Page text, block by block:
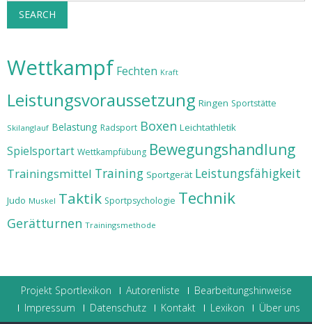
SEARCH
Wettkampf Fechten Kraft
Leistungsvoraussetzung Ringen Sportstätte
Skilanglauf Belastung Radsport Boxen Leichtathletik
Spielsportart Wettkampfübung Bewegungshandlung
Trainingsmittel Training Sportgerät Leistungsfähigkeit
Judo Muskel Taktik Sportpsychologie Technik
Gerätturnen Trainingsmethode
Projekt Sportlexikon Autorenliste
Bearbeitungshinweise
Impressum
Datenschutz Kontakt Lexikon Über uns